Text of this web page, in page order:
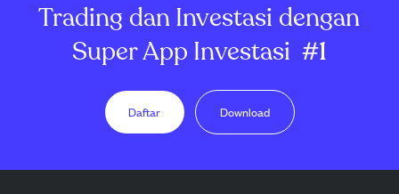
Trading dan Investasi dengan
Super App Investasi #1
Daftar Download